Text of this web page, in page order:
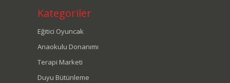
Kategoriler
Eğitici Oyuncak
Anaokulu Donanımı
Terapi Marketi
Duyu Bütünleme